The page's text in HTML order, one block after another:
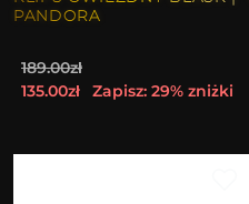
PANDORA
189.00zł
135.00zł
Zapisz: 29% zniżki